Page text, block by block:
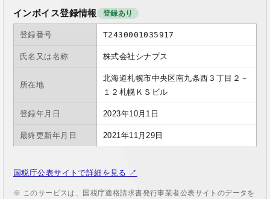
インボイス登録情報 登録あり
登録番号 T2430001035917
氏名又は名称 株式会社シナプス
所在地
北海道札幌市中央区南九条西３丁目２－
１２札幌ＫＳビル
登録年月日 2023年10月1日
最終更新年月日 2021年11月29日
国税庁公表サイトで詳細を見る ↗
※ このサービスは、国税庁適格請求書発行事業者公表サイトのデータを